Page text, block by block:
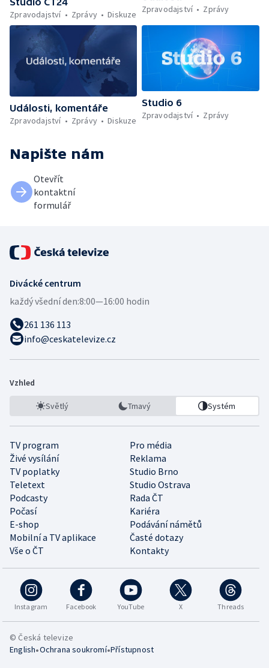
Zpravodajství
Zprávy Diskuze
Zpravodajství
Zprávy
Události, komentáře
Zpravodajství
Zprávy Diskuze
Studio 6
Zpravodajství
Zprávy
Napište nám
Otevřít
kontaktní
formulář
Divácké centrum
každý všední den:8:00—16:00 hodin
261 136 113
info@ceskatelevize.cz
Vzhled
Světlý Tmavý Systém
TV program
Pro média
Živé vysílání
Reklama
TV poplatky
Studio Brno
Teletext
Studio Ostrava
Podcasty
Rada ČT
Počasí
Kariéra
E-shop
Podávání námětů
Mobilní a TV aplikace
Časté dotazy
Vše o ČT
Kontakty
Instagram Facebook YouTube X Threads
© Česká televize
English•Ochrana soukromí•Přístupnost